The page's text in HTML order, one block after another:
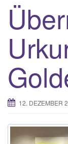
12. DEZEMBER